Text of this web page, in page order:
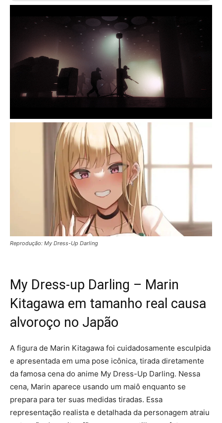
Reprodução: My Dress-Up Darling
My Dress-up Darling – Marin
Kitagawa em tamanho real causa
alvoroço no Japão
A figura de Marin Kitagawa foi cuidadosamente esculpida
e apresentada em uma pose icônica, tirada diretamente
da famosa cena do anime My Dress-Up Darling. Nessa
cena, Marin aparece usando um maiô enquanto se
prepara para ter suas medidas tiradas. Essa
representação realista e detalhada da personagem atraiu